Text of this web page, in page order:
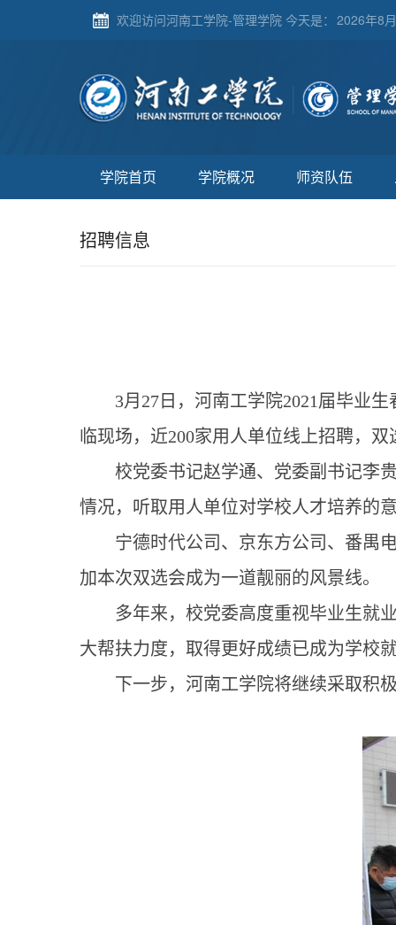
欢迎访问河南工学院-管理学院 今天是： 2026年8
学院首页 学院概况 师资队伍
招聘信息
3月 27 日，河南工学院2021届毕业生
临现场，近200家用人单位线上招聘，双
校党委书记赵学通、党委副书记李
情况，听取用人单位对学校人才培养的
宁德时代公司、京东方公司、番禺
加本次双选会成为一道靓丽的风景线。
多年来，校党委高度重视毕业生就
大帮扶力度，取得更好成绩已成为学校
下一步，河南工学院将继续采取积